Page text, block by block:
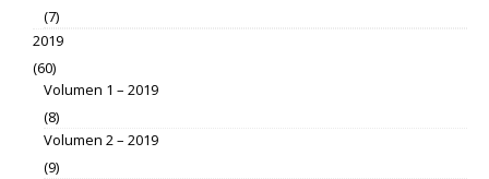
(7)
2019
(60)
Volumen 1 – 2019
(8)
Volumen 2 – 2019
(9)